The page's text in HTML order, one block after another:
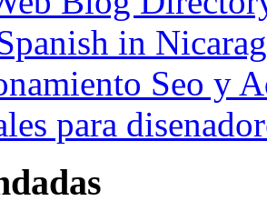
in
Seo y
para